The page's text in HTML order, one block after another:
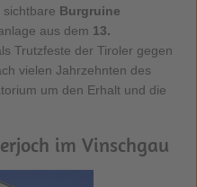
sichtbare Burgruine
aus dem 13.
Trutzfeste der Tiroler gegen
vielen Jahrzehnten des
um den Erhalt und die
im Vinschgau